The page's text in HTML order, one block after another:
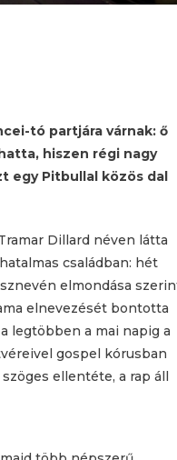
tó partjára várnak: ő
hiszen régi nagy
egy Pitbullal közös dal
Dillard néven látta
családban: hét
elmondása
elnevezését bontotta
legtöbben a mai napig a
gospel kórusban
ellentéte, a rap áll